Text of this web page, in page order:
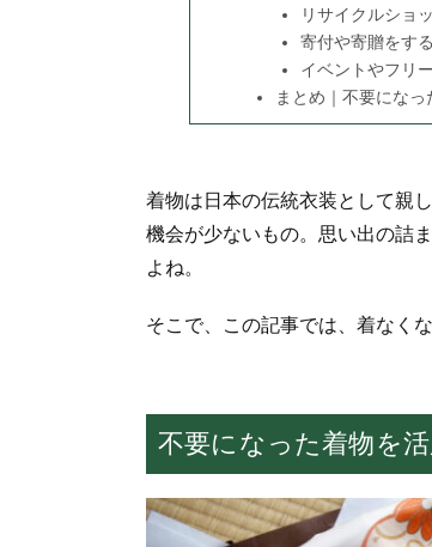
リサイクルショ
寄付や寄贈をする
イベントやフリ
まとめ｜不要にな
着物は日本の伝統衣装として親
機会が少ないもの。思い出の詰
よね。
そこで、この記事では、着なく
不要になった着物を